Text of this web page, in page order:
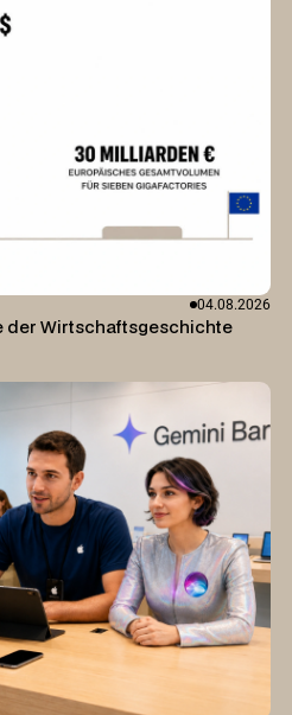
04.08.2026
der Wirtschaftsgeschichte